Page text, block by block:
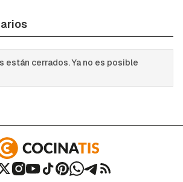
están cerrados. Ya no es posible